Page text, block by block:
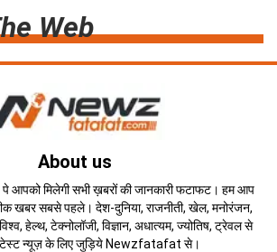
Web
About us
मिलेगी सभी ख़बरों की जानकारी फटाफट। हम आप
खबर सबसे पहले। देश-दुनिया, राजनीती, खेल, मनोरंजन,
हेल्थ, टेक्नोलॉजी, विज्ञान, अधात्यम, ज्योतिष, ट्रेवल से
न्यूज़ के लिए जुड़िये Newzfatafat से।